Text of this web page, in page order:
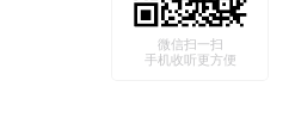
微信扫一扫
手机收听更方便